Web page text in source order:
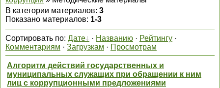
В категории материалов: 3
Показано материалов: 1-3
Сортировать по: Дате · Названию · Рейтингу ·
Комментариям · Загрузкам · Просмотрам
Алгоритм действий государственных и
муниципальных служащих при обращении к ним
лиц с коррупционными предложениями